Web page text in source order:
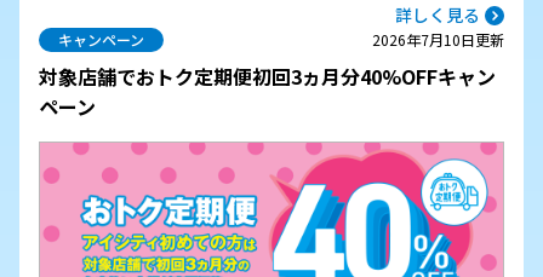
詳しく見る
キャンペーン 2026年7月10日更新
対象店舗でおトク定期便初回3ヵ月分40%OFFキャン
ペーン